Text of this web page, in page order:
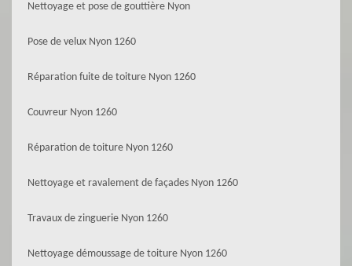
Nettoyage et pose de gouttière Nyon
Pose de velux Nyon 1260
Réparation fuite de toiture Nyon 1260
Couvreur Nyon 1260
Réparation de toiture Nyon 1260
Nettoyage et ravalement de façades Nyon 1260
Travaux de zinguerie Nyon 1260
Nettoyage démoussage de toiture Nyon 1260